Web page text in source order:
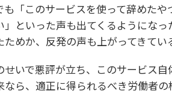
「このサービスを使って辞めた
といった声も出てくるようにな
めか、反発の声も上がってきてい
いで悪評が立ち、このサービス自
ら、適正に得られるべき労働者の